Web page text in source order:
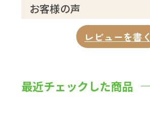
お客様の声
レビューを書く
最近チェックした商品